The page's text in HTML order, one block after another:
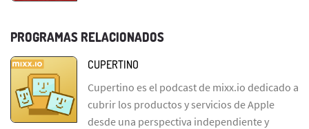
PROGRAMAS RELACIONADOS
CUPERTINO
Cupertino es el podcast de mixx.io dedicado a
cubrir los productos y servicios de Apple
desde una perspectiva independiente y